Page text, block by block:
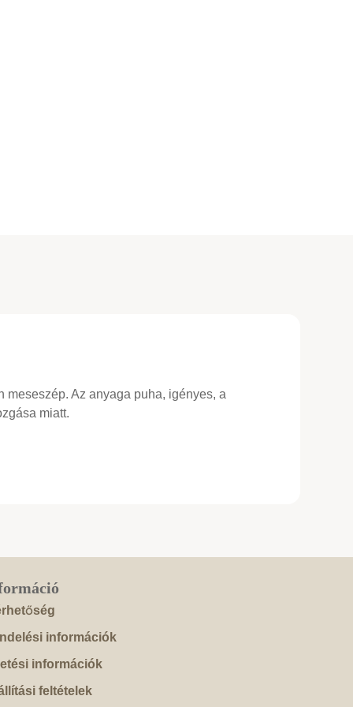
meseszép. Az anyaga puha, igényes, a
miatt.
információk
információk
feltételek